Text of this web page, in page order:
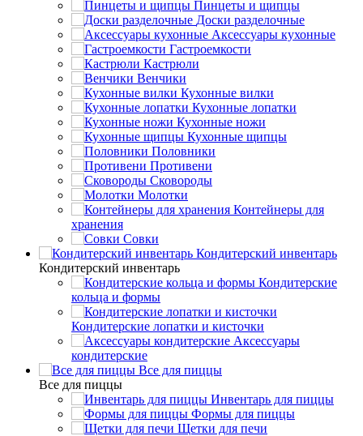
Пинцеты и щипцы
Доски разделочные
Аксессуары кухонные
Гастроемкости
Кастрюли
Венчики
Кухонные вилки
Кухонные лопатки
Кухонные ножи
Кухонные щипцы
Половники
Противени
Сковороды
Молотки
Контейнеры для
хранения
Совки
Кондитерский инвентарь
Кондитерский инвентарь
Кондитерские
кольца и формы
Кондитерские лопатки и кисточки
Аксессуары
кондитерские
Все для пиццы
Все для пиццы
Инвентарь для пиццы
Формы для пиццы
Щетки для печи